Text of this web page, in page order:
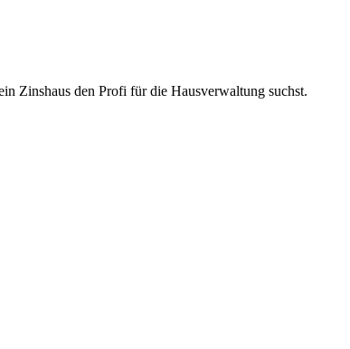
Zinshaus den Profi für die Hausverwaltung suchst.